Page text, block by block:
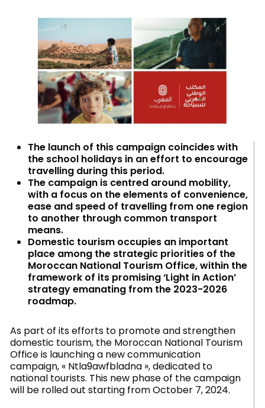
The launch of this campaign coincides with
the school holidays in an effort to encourage
travelling during this period.
The campaign is centred around mobility,
with a focus on the elements of convenience,
ease and speed of travelling from one region
to another through common transport
means.
Domestic tourism occupies an important
place among the strategic priorities of the
Moroccan National Tourism Office, within the
framework of its promising ‘Light in Action’
strategy emanating from the 2023-2026
roadmap.
As part of its efforts to promote and strengthen
domestic tourism, the Moroccan National Tourism
Office is launching a new communication
campaign, « Ntla9awfbladna », dedicated to
national tourists. This new phase of the campaign
will be rolled out starting from October 7, 2024.